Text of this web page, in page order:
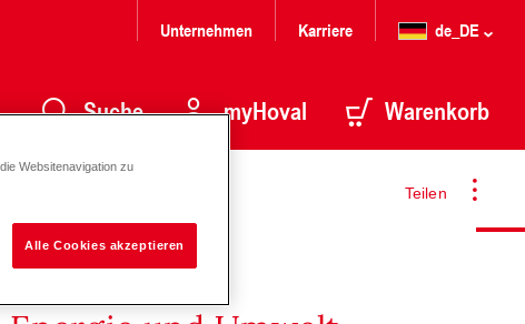
Unternehmen Karriere de_DE
Suche myHoval Warenkorb
Teilen
Websitenavigation zu
Alle Cookies akzeptieren